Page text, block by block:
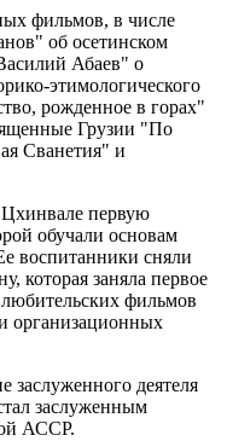
фильмов, в числе
об осетинском
Абаев" о
этимологического
рожденное в горах"
Грузии "По
Сванетия" и
первую
обучали основам
воспитанники сняли
которая заняла первое
фильмов
организационных
заслуженного деятеля
заслуженным
АССР.